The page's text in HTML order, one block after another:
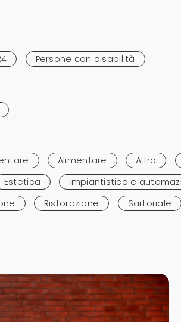
Persone con disabilità
Alimentare Altro
Estetica Impiantistica e
Ristorazione Sartoriale